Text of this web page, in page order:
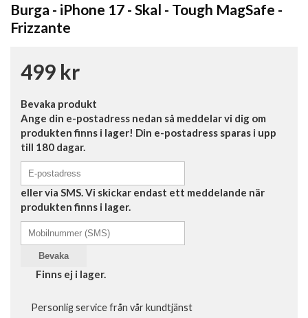
Burga - iPhone 17 - Skal - Tough MagSafe -
Frizzante
499 kr
Bevaka produkt
Ange din e-postadress nedan så meddelar vi dig om
produkten finns i lager! Din e-postadress sparas i upp
till 180 dagar.
eller via SMS. Vi skickar endast ett meddelande när
produkten finns i lager.
Bevaka
Finns ej i lager.
Personlig service från vår kundtjänst